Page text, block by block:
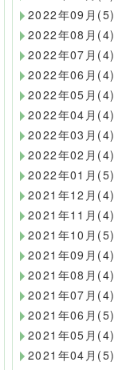
2022年09月(5)
2022年08月(4)
2022年07月(4)
2022年06月(4)
2022年05月(4)
2022年04月(4)
2022年03月(4)
2022年02月(4)
2022年01月(5)
2021年12月(4)
2021年11月(4)
2021年10月(5)
2021年09月(4)
2021年08月(4)
2021年07月(4)
2021年06月(5)
2021年05月(4)
2021年04月(5)